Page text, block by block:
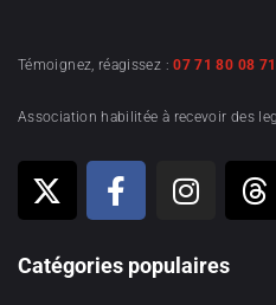
Témoignez, réagissez :07 71 80 08 71
Association habilitée à recevoir des
Catégories populaires